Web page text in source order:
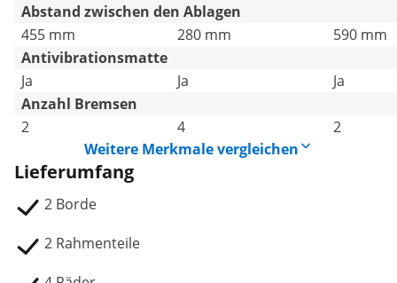
Abstand zwischen den Ablagen
455 mm
280 mm
590 mm
Antivibrationsmatte
Ja
Ja
Ja
Anzahl Bremsen
2
4
2
Weitere Merkmale vergleichen
Lieferumfang
2 Borde
2 Rahmenteile